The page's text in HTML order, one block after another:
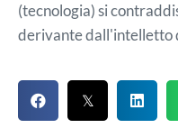
(tecnologia) si
derivante dall'intelletto